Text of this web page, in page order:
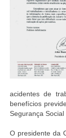
acidentes de
benefícios
Segurança Social
O presidente da